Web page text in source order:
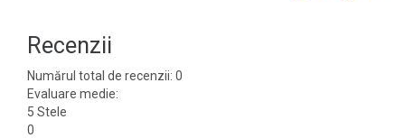
Recenzii
Numărul total de recenzii: 0
Evaluare medie:
5 Stele
0